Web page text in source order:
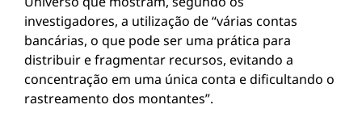
investigadores, a utilização de “várias contas
bancárias, o que pode ser uma prática para
distribuir e fragmentar recursos, evitando a
concentração em uma única conta e dificultando o
rastreamento dos montantes”.